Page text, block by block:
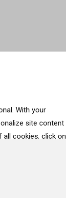
With your
site content
all cookies, click on